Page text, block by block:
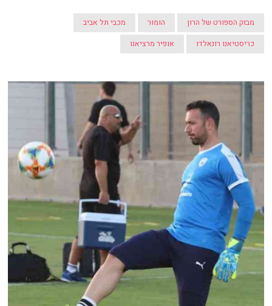
מבזק הספורט של הרון הומור
מכבי תל אביב
כריסטיאנו רונאלדו
אופיר מרציאנו